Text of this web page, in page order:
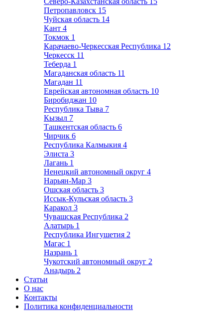
Петропавловск 15
Чуйская область 14
Кант 4
Токмок 1
Карачаево-Черкесская Республика 12
Черкесск 11
Теберда 1
Магаданская область 11
Магадан 11
Еврейская автономная область 10
Биробиджан 10
Республика Тыва 7
Кызыл 7
Ташкентская область 6
Чирчик 6
Республика Калмыкия 4
Элиста 3
Лагань 1
Ненецкий автономный округ 4
Нарьян-Мар 3
Ошская область 3
Иссык-Кульская область 3
Каракол 3
Чувашская Республика 2
Алатырь 1
Республика Ингушетия 2
Магас 1
Назрань 1
Чукотский автономный округ 2
Анадырь 2
Статьи
О нас
Контакты
Политика конфиденциальности